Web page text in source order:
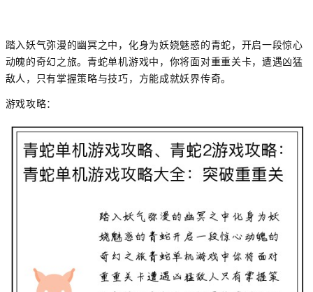
踏入妖气弥漫的幽冥之中，化身为妖娆魅惑的青蛇，开启一段惊心
动魄的奇幻之旅。青蛇单机游戏中，你将面对重重关卡，遭遇凶猛
敌人，只有掌握策略与技巧，方能成就妖界传奇。
游戏攻略：